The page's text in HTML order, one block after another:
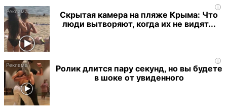
i
Скрытая камера на пляже Крыма: Что
люди вытворяют, когда их не видят...
i
Ролик длится пару секунд, но вы будете
в шоке от увиденного